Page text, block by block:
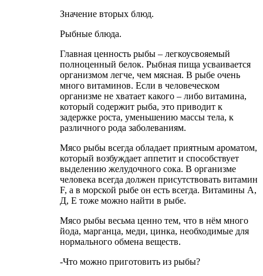
Значение вторых блюд.
Рыбные блюда.
Главная ценность рыбы – легкоусвояемый
полноценный белок. Рыбная пища усваивается
организмом легче, чем мясная. В рыбе очень
много витаминов. Если в человеческом
организме не хватает какого – либо витамина,
который содержит рыба, это приводит к
задержке роста, уменьшению массы тела, к
различного рода заболеваниям.
Мясо рыбы всегда обладает приятным ароматом,
который возбуждает аппетит и способствует
выделению желудочного сока. В организме
человека всегда должен присутствовать витамин
F, а в морской рыбе он есть всегда. Витамины А,
Д, Е тоже можно найти в рыбе.
Мясо рыбы весьма ценно тем, что в нём много
йода, марганца, меди, цинка, необходимые для
нормального обмена веществ.
-Что можно приготовить из рыбы?